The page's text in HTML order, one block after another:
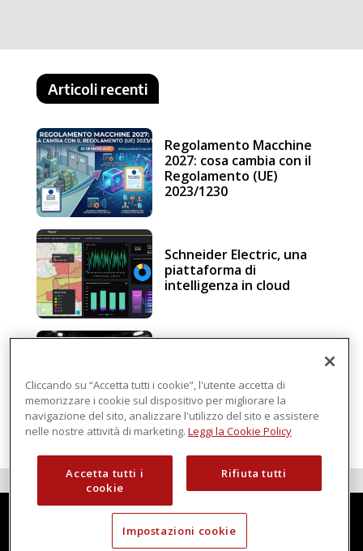
Articoli recenti
Regolamento Macchine
2027: cosa cambia con il
Regolamento (UE)
2023/1230
Schneider Electric, una
piattaforma di
intelligenza in cloud
Regolamento macchine
Cliccando su “Accetta tutti i cookie”, l'utente accetta di
memorizzare i cookie sul dispositivo per migliorare la
navigazione del sito, analizzare l'utilizzo del sito e assistere
nelle nostre attività di marketing. Leggi la Cookie Policy
Accetta tutti i
cookie
Rifiuta tutti
Impostazioni cookie